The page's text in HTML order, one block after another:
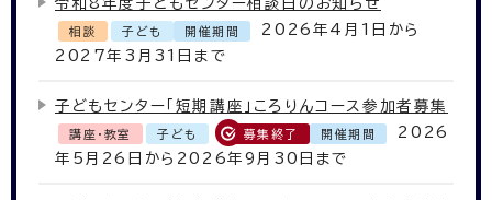
令和8年度子どもセンター相談日のお知らせ
相談 子ども 開催期間
2026年4月1日から
2027年3月31日まで
子どもセンター「短期講座」ころりんコース参加者募集
講座・教室 子ども 募集終了 開催期間
2026
年5月26日から2026年9月30日まで